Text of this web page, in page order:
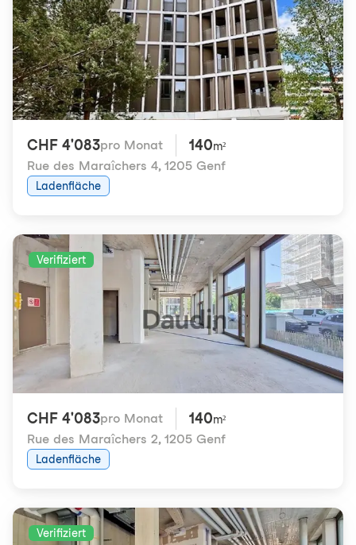
CHF 4'083pro Monat 140m²
Rue des Maraîchers 4, 1205 Genf
Ladenfläche
Verifiziert
CHF 4'083pro Monat 140m²
Rue des Maraîchers 2, 1205 Genf
Ladenfläche
Verifiziert